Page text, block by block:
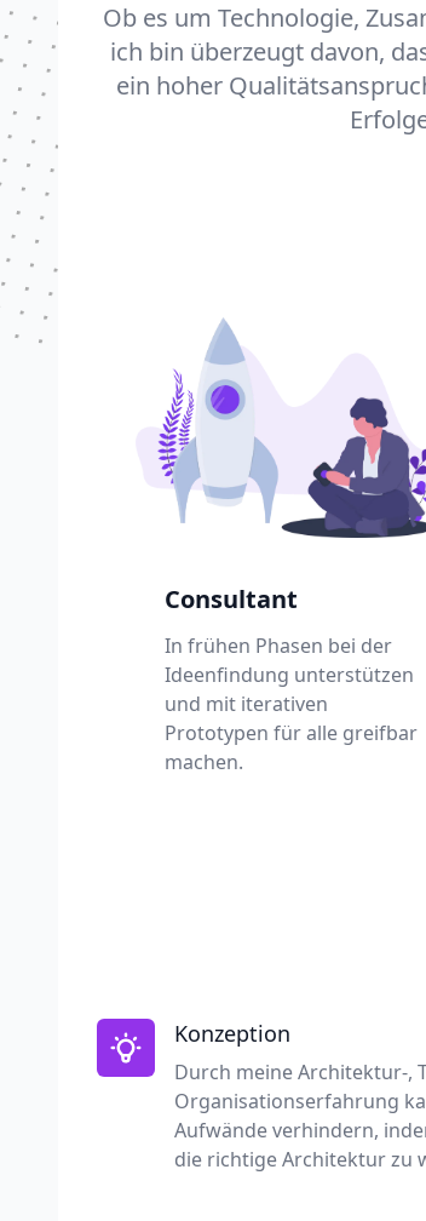
Ob es um Technologie,
ich bin überzeugt davon,
ein hoher
Consultant
In frühen Phasen bei der
Ideenfindung unterstützen
und mit iterativen
Prototypen für alle greifbar
machen.
Konzeption
Durch meine Architektur-,
Organisationserfahrung
Aufwände verhindern,
die richtige Architektur zu